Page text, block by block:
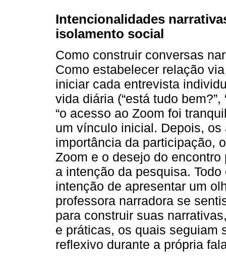
Intencionalidades
isolamento social
Como construir conversas
Como estabelecer relação
iniciar cada entrevista
vida diária (“está tudo
“o acesso ao Zoom foi
um vínculo inicial. Depois,
importância da participação,
Zoom e o desejo do
a intenção da pesquisa.
intenção de apresentar um
professora narradora se
para construir suas
e práticas, os quais seguiam
reflexivo durante a própria